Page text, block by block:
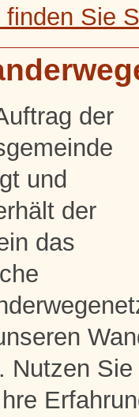
finden Sie
der
und
der
das
Nutzen